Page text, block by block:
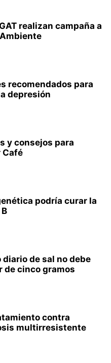
realizan campaña a
recomendados para
depresión
y consejos para
Café
podría curar la
diario de sal no debe
de cinco gramos
contra
multirresistente